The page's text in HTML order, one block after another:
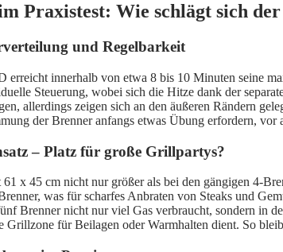
Praxistest: Wie schlägt sich
und Regelbarkeit
innerhalb von etwa 8 bis 10 Minuten seine
Steuerung, wobei sich die Hitze dank der
allerdings zeigen sich an den äußeren Rändern
der Brenner anfangs etwas Übung erfordern,
– Platz für große Grillpartys?
x 45 cm nicht nur größer als bei den gängigen 4-
was für scharfes Anbraten von Steaks und
Brenner nicht nur viel Gas verbraucht, sondern in
Grillzone für Beilagen oder Warmhalten dient. So